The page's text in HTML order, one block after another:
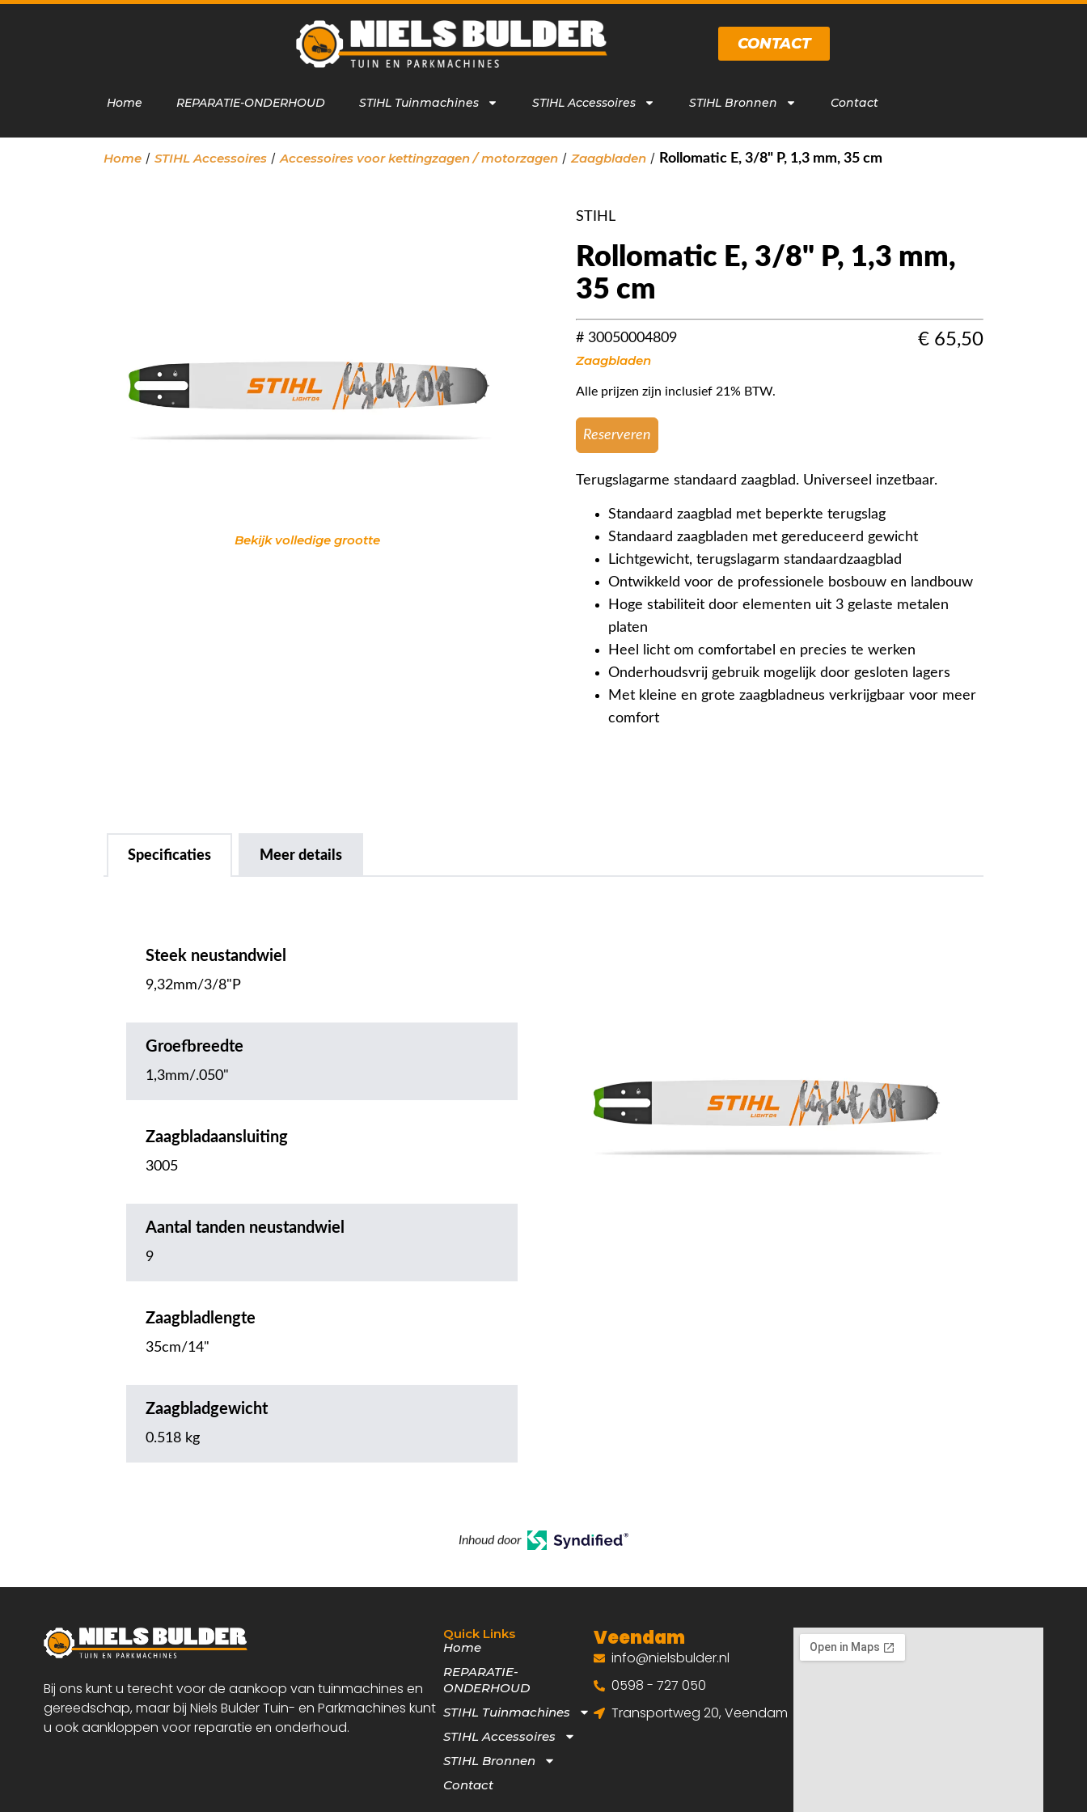
CONTACT
Home REPARATIE-ONDERHOUD STIHL Tuinmachines STIHL Accessoires STIHL Bronnen Contact
Home / STIHL Accessoires / Accessoires voor kettingzagen / motorzagen / Zaagbladen / Rollomatic E, 3/8" P, 1,3 mm, 35 cm
Bekijk volledige grootte
STIHL
Rollomatic E, 3/8" P, 1,3 mm,
35 cm
# 30050004809
Zaagbladen
€ 65,50
Alle prijzen zijn inclusief 21% BTW.
Reserveren
Terugslagarme standaard zaagblad. Universeel inzetbaar.
Standaard zaagblad met beperkte terugslag
Standaard zaagbladen met gereduceerd gewicht
Lichtgewicht, terugslagarm standaardzaagblad
Ontwikkeld voor de professionele bosbouw en landbouw
Hoge stabiliteit door elementen uit 3 gelaste metalen
platen
Heel licht om comfortabel en precies te werken
Onderhoudsvrij gebruik mogelijk door gesloten lagers
Met kleine en grote zaagbladneus verkrijgbaar voor meer
comfort
Specificaties Meer details
Steek neustandwiel
9,32mm/3/8"P
Groefbreedte
1,3mm/.050"
Zaagbladaansluiting
3005
Aantal tanden neustandwiel
9
Zaagbladlengte
35cm/14"
Zaagbladgewicht
0.518 kg
Inhoud door
Bij ons kunt u terecht voor de aankoop van tuinmachines en
gereedschap, maar bij Niels Bulder Tuin- en Parkmachines kunt
u ook aankloppen voor reparatie en onderhoud.
Quick Links
Home
REPARATIE-
ONDERHOUD
STIHL Tuinmachines
STIHL Accessoires
STIHL Bronnen
Contact
Veendam
info@nielsbulder.nl
0598 - 727 050
Transportweg 20, Veendam